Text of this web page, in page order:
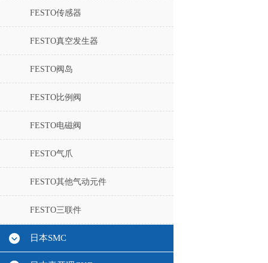
FESTO传感器
FESTO真空发生器
FESTO阀岛
FESTO比例阀
FESTO电磁阀
FESTO气爪
FESTO其他气动元件
FESTO三联件
日本SMC